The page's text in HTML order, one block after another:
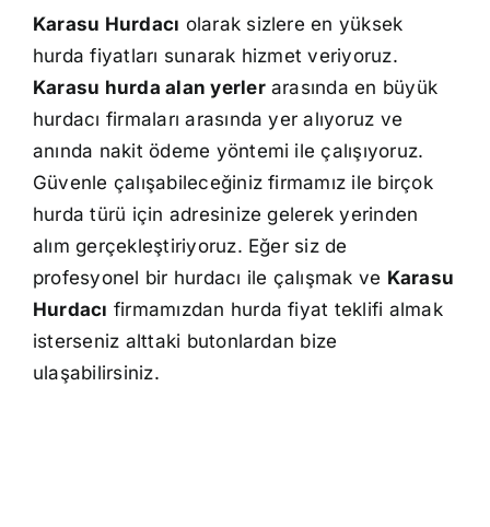
Karasu Hurdacı olarak sizlere en yüksek
hurda fiyatları sunarak hizmet veriyoruz.
Karasu hurda alan yerlerarasında en büyük
hurdacı firmaları arasında yer alıyoruz ve
anında nakit ödeme yöntemi ile çalışıyoruz.
Güvenle çalışabileceğiniz firmamız ile birçok
hurda türü için adresinize gelerek yerinden
alım gerçekleştiriyoruz. Eğer siz de
profesyonel bir hurdacı ile çalışmak ve Karasu
Hurdacı firmamızdan hurda fiyat teklifi almak
isterseniz alttaki butonlardan bize
ulaşabilirsiniz.